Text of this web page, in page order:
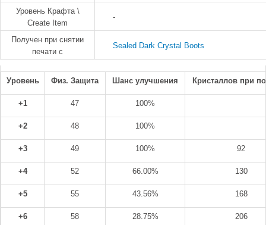
Уровень Крафта \
Create Item
-
Получен при снятии
печати с
Sealed Dark Crystal Boots
Уровень Физ. Защита Шанс улучшения Кристаллов при
+1 47 100%
+2 48 100%
+3 49 100% 92
+4 52 66.00% 130
+5 55 43.56% 168
+6 58 28.75% 206